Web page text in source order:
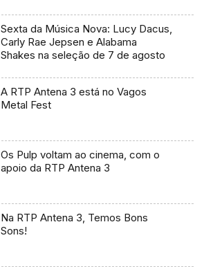
Sexta da Música Nova: Lucy Dacus,
Carly Rae Jepsen e Alabama
Shakes na seleção de 7 de agosto
A RTP Antena 3 está no Vagos
Metal Fest
Os Pulp voltam ao cinema, com o
apoio da RTP Antena 3
Na RTP Antena 3, Temos Bons
Sons!